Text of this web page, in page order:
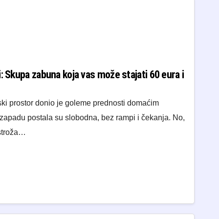
zabuna koja vas može stajati 60 eura i
prostor donio je goleme prednosti domaćim
postala su slobodna, bez rampi i čekanja. No,